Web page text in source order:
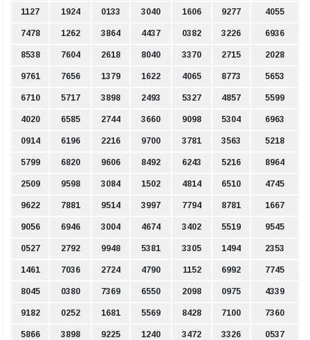
1127 1924 0133 3040 1606 9277 4055
7478 1262 3864 4437 0382 3226 6936
8538 7604 2618 8040 3370 2715 2028
9761 7656 1379 1622 4065 8773 5653
6710 5717 3898 2493 5327 4857 5599
4020 6585 2744 3660 9098 5304 6963
0914 6196 2216 9700 3781 3563 5218
5799 6820 9606 8492 6243 5216 8964
2509 9598 3084 1502 4814 6510 4745
9622 7881 9514 3997 7794 8781 1667
9056 6946 3004 4674 3402 5519 9545
0527 2792 9948 5381 3305 1494 2353
1461 7036 2724 4790 1152 6992 7745
8045 0380 7369 6550 2098 0975 4339
9182 0252 1681 5569 8428 7100 7360
5866 3898 9225 1240 3472 3326 0537